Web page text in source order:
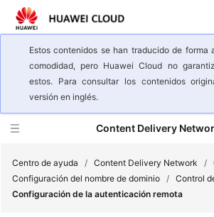
Estos contenidos se han traducido de forma
comodidad, pero Huawei Cloud no
estos. Para consultar los contenidos
versión en inglés.
Content Delivery
Centro de ayuda / Content Delivery Network /
Configuración del nombre de dominio / Control
Configuración de la autenticación remota